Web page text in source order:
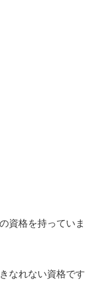
資格を持っていま
なれない資格です